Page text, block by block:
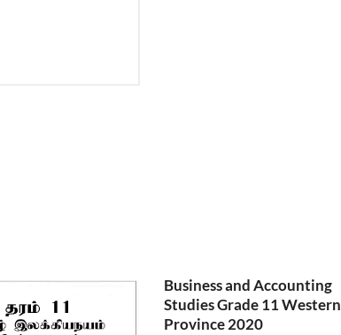
Business and Accounting
Studies Grade 11 Western
Province 2020